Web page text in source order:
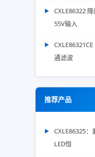
CXLE86322
55V输入
通滤波
推荐产品
CXLE86325
LED恒